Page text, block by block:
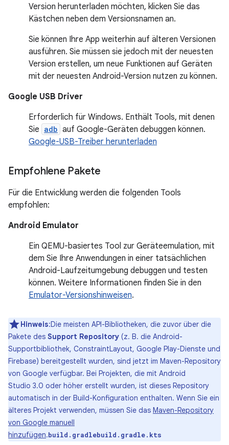
Version herunterladen möchten, klicken Sie das
Kästchen neben dem Versionsnamen an.
Sie können Ihre App weiterhin auf älteren Versionen
ausführen. Sie müssen sie jedoch mit der neuesten
Version erstellen, um neue Funktionen auf Geräten
mit der neuesten Android-Version nutzen zu können.
Google USB Driver
Erforderlich für Windows. Enthält Tools, mit denen
Sie adb auf Google-Geräten debuggen können.
Google-USB-Treiber herunterladen
Empfohlene Pakete
Für die Entwicklung werden die folgenden Tools
empfohlen:
Android Emulator
Ein QEMU-basiertes Tool zur Geräteemulation, mit
dem Sie Ihre Anwendungen in einer tatsächlichen
Android-Laufzeitumgebung debuggen und testen
können. Weitere Informationen finden Sie in den
Emulator-Versionshinweisen.
Hinweis:Die meisten API-Bibliotheken, die zuvor über die
Pakete des Support Repository (z. B. die Android-
Supportbibliothek, ConstraintLayout, Google Play-Dienste und
Firebase) bereitgestellt wurden, sind jetzt im Maven-Repository
von Google verfügbar. Bei Projekten, die mit Android
Studio 3.0 oder höher erstellt wurden, ist dieses Repository
automatisch in der Build-Konfiguration enthalten. Wenn Sie ein
älteres Projekt verwenden, müssen Sie das Maven-Repository
von Google manuell
hinzufügen.build.gradlebuild.gradle.kts